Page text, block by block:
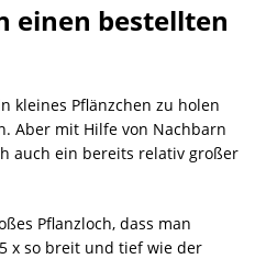
einen bestellten
kleines Pflänzchen zu holen
Aber mit Hilfe von Nachbarn
auch ein bereits relativ großer
Pflanzloch, dass man
x so breit und tief wie der